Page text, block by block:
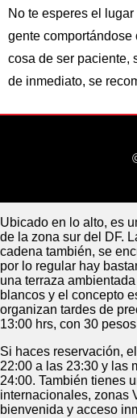
No te esperes el
gente
cosa de ser paciente,
de inmediato, se
Ubicado en lo alto, es
de la zona sur del DF.
cadena también, se
por lo regular hay
una terraza
blancos y el concepto
organizan tardes de
13:00 hrs, con 30
Si haces reservación,
22:00 a las 23:30 y las
24:00. También tienes
internacionales, zonas
bienvenida y acceso